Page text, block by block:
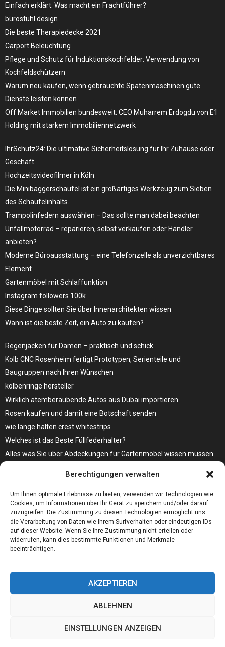
Berechtigungen verwalten
Um Ihnen optimale Erlebnisse zu bieten, verwenden wir Technologien wie
Cookies, um Informationen über Ihr Gerät zu speichern und/oder darauf
zuzugreifen. Die Zustimmung zu diesen Technologien ermöglicht uns
die Verarbeitung von Daten wie Ihrem Surfverhalten oder eindeutigen IDs
auf dieser Website. Wenn Sie Ihre Zustimmung nicht erteilen oder
widerrufen, kann dies bestimmte Funktionen und Merkmale
beeinträchtigen.
AKZEPTIEREN
ABLEHNEN
EINSTELLUNGEN ANZEIGEN
Einfach erklärt: Was macht ein Frachtführer?
bürostuhl design
Die beste Therapiedecke 2021
Carport Beleuchtung
Pflege und Schutz für Induktionskochfelder: Verwendung von
Kochfeldschützern
Warum neu kaufen, wenn gebrauchte Spatenmaschinen gute
Dienste leisten können
Off Market Immobilien bundesweit: CEO Muharrem Erdogdu von E1
Holding mit starkem Immobiliennetzwerk
IhrSchutz24: Die ultimative Sicherheitslösung für Ihr Zuhause oder
Geschäft
Hochzeitsvideofilmer in Köln
Die Minibaggerschaufel ist ein großartiges Werkzeug zum Sieben
des Schaufelinhalts.
Trampolinfedern auswählen – Das sollte man dabei beachten
Unfallmotorrad – reparieren, selbst verkaufen oder Händler
anbieten?
Moderne Büroausstattung – eine Telefonzelle als unverzichtbares
Element
Gartenmöbel mit Schlaffunktion
Instagram followers 100k
Diese Dinge sollten Sie über Innenarchitekten wissen
Wann ist die beste Zeit, ein Auto zu kaufen?
Regenjacken für Damen – praktisch und schick
Kolb CNC Rosenheim fertigt Prototypen, Serienteile und
Baugruppen nach Ihren Wünschen
kolbenringe hersteller
Wirklich atemberaubende Autos aus Dubai importieren
Rosen kaufen und damit eine Botschaft senden
wie lange halten crest whitestrips
Welches ist das Beste Füllfederhalter?
Alles was Sie über Abdeckungen für Gartenmöbel wissen müssen
Bare Metal Server?